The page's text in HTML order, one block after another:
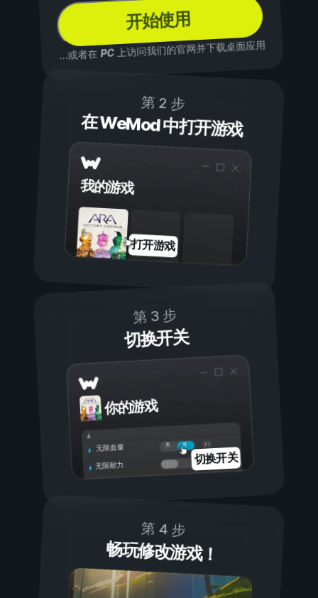
开始使用
...或者在PC上访问我们的官网并下载桌面应用
第 2 步
在 WeMod 中打开游戏
我的游戏
打开游戏
第 3 步
切换开关
你的游戏
开
关
无限血量
无限耐力
切换开关
第 4 步
畅玩修改游戏！